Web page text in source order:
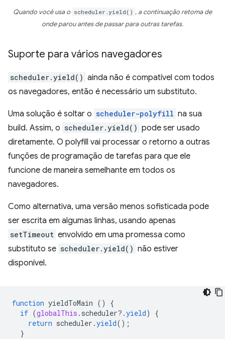
Quando você usa o scheduler.yield() , a continuação retoma de
onde parou antes de passar para outras tarefas.
Suporte para vários navegadores
scheduler.yield() ainda não é compatível com todos
os navegadores, então é necessário um substituto.
Uma solução é soltar o scheduler-polyfill na sua
build. Assim, o scheduler.yield() pode ser usado
diretamente. O polyfill vai processar o retorno a outras
funções de programação de tarefas para que ele
funcione de maneira semelhante em todos os
navegadores.
Como alternativa, uma versão menos sofisticada pode
ser escrita em algumas linhas, usando apenas
setTimeout envolvido em uma promessa como
substituto se scheduler.yield() não estiver
disponível.
function yieldToMain ()
{
if (globalThis . scheduler? .yield)
{
return scheduler .yield();
}